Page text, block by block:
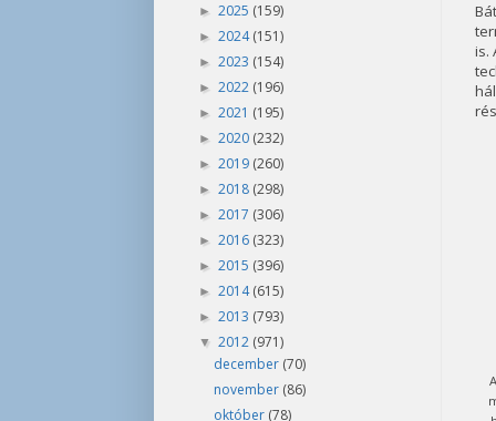
is.
► 2025 (159)
► 2024(151)
► 2023 (154)
► 2022 (196)
► 2021 (195)
► 2020 (232)
► 2019 (260)
► 2018 (298)
► 2017 (306)
► 2016 (323)
► 2015 (396)
► 2014(615)
► 2013 (793)
▼ 2012 (971)
december (70)
november (86)
október (78)